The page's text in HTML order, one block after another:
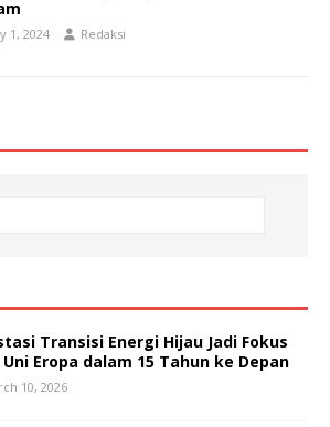
1, 2024 Redaksi
Transisi Energi Hijau Jadi Fokus
Uni Eropa dalam 15 Tahun ke Depan
10, 2026